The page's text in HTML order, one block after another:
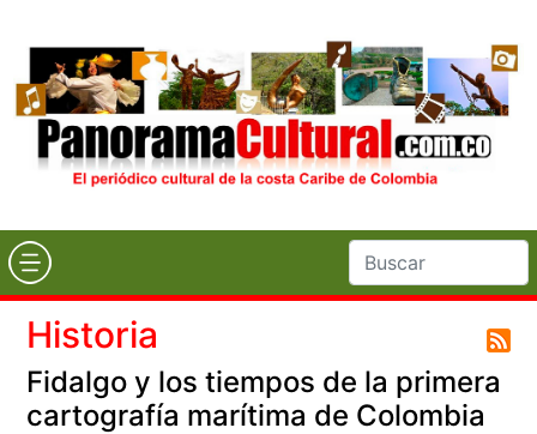
Historia
Fidalgo y los tiempos de la primera
cartografía marítima de Colombia